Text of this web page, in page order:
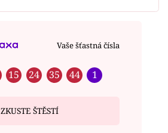
Vaše šťastná čísla
15 24 35 44 1
ZKUSTE ŠTĚSTÍ